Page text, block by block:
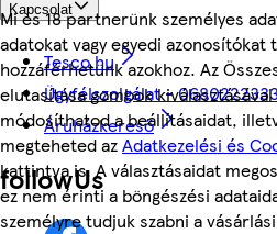
Mi és 18 partnerünk személyes
adatokat vagy egyedi
hozzáférhetünk azokhoz. Az
elutasítása gombok
módosíthatod a beállításaidat,
megteheted azAdatkezelési és
kattintva is. A választásaidat
ez nem érinti a böngészési
személyre tudjuk szabni a
Kapcsolat
Tesco.hu
Ügyfélszolgálat -
Áruházkereső
followUs